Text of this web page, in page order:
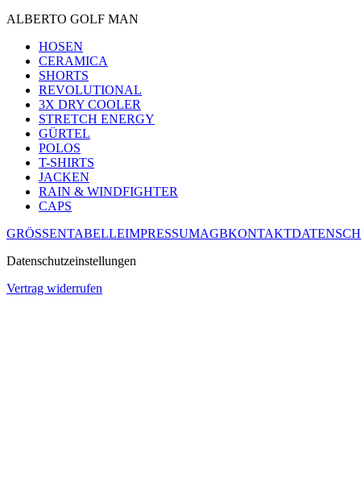
ALBERTO GOLF MAN
HOSEN
CERAMICA
SHORTS
REVOLUTIONAL
3X DRY COOLER
STRETCH ENERGY
GÜRTEL
POLOS
T-SHIRTS
JACKEN
RAIN & WINDFIGHTER
CAPS
GRÖSSENTABELLEIMPRESSUMAGBKONTAKT
Datenschutzeinstellungen
Vertrag widerrufen